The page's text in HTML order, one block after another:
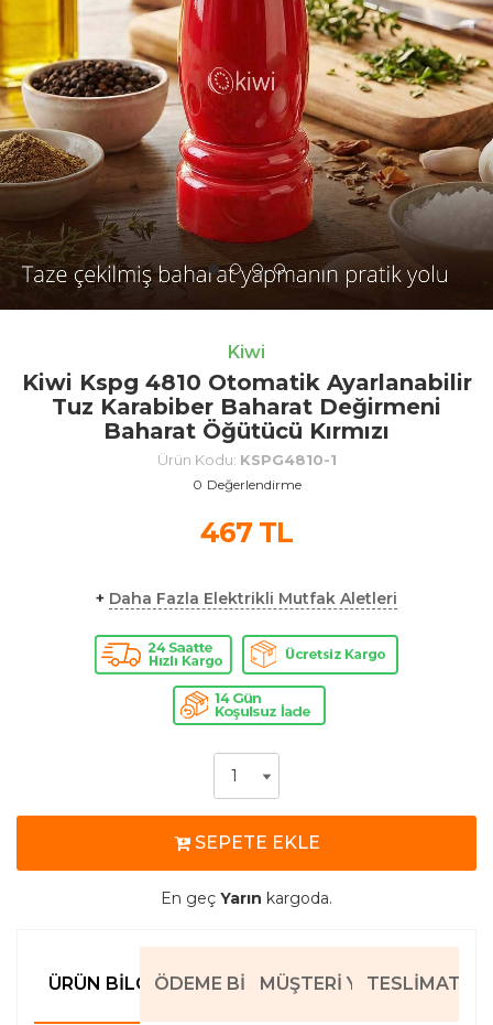
Kiwi
Kiwi Kspg 4810 Otomatik Ayarlanabilir
Tuz Karabiber Baharat Değirmeni
Baharat Öğütücü Kırmızı
Ürün Kodu: KSPG4810-1
0 Değerlendirme
467 TL
+ Daha Fazla Elektrikli Mutfak Aletleri
SEPETE EKLE
En geç Yarın kargoda.
ÜRÜN BILGILERIÖDEME BILGILERIMÜŞTERI YORUMLARI
TESLIMAT